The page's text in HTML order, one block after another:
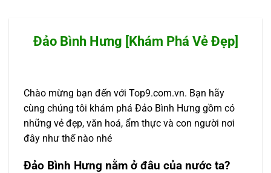
Đảo Bình Hưng [Khám Phá Vẻ Đẹp]
Chào mừng bạn đến với Top9.com.vn. Bạn hãy
cùng chúng tôi khám phá Đảo Bình Hưng gồm có
những vẻ đẹp, văn hoá, ẩm thực và con người nơi
đây như thế nào nhé
Đảo Bình Hưng nằm ở đâu của nước ta?